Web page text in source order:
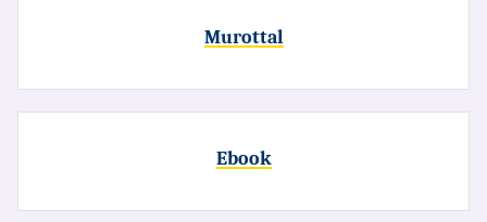
Murottal
Ebook